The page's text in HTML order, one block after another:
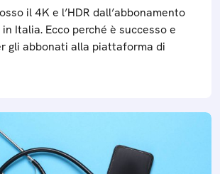
il 4K e l’HDR dall’abbonamento
Italia. Ecco perché è successo e
gli abbonati alla piattaforma di